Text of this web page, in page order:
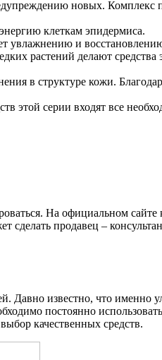
новых. Комплекс
клеткам эпидермиса.
увлажнению и
растений делают
в структуре кожи.
этой серии входят все
На официальном
продавец –
известно, что именно
постоянно
качественных средств.